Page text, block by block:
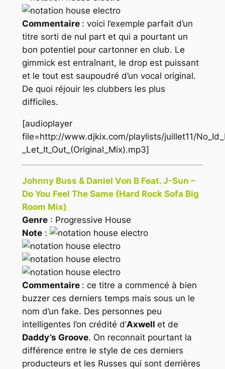
Commentaire : voici l’exemple parfait d’un
titre sorti de nul part et qui a pourtant un
bon potentiel pour cartonner en club. Le
gimmick est entraînant, le drop est puissant
et le tout est saupoudré d’un vocal original.
De quoi réjouir les clubbers les plus
difficiles.
[audioplayer
file=http://www.djkix.com/playlists/juillet11/
_Let_It_Out_(Original_Mix).mp3]
Johnny Buss & Daniel Von B Feat. J-Sun –
Do You Feel The Same (Hard Rock Sofa Big
Room Mix)
Genre: Progressive House
Note:
Commentaire : ce titre a commencé à bien
buzzer ces derniers temps mais sous un le
nom d’un fake. Des personnes peu
intelligentes l’on crédité d’Axwell et de
Daddy’s Groove. On reconnait pourtant la
différence entre le style de ces derniers
producteurs et les Russes qui sont derrières